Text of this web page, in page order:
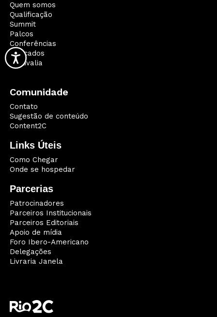
Quem somos
Qualificação
Summit
Palcos
Conferências
Mercados
Festivalia
Comunidade
Contato
Sugestão de conteúdo
Content2C
Links Úteis
Como Chegar
Onde se hospedar
Parcerias
Patrocinadores
Parceiros Institucionais
Parceiros Editoriais
Apoio de mídia
Foro Ibero-Americano
Delegações
Livraria Janela